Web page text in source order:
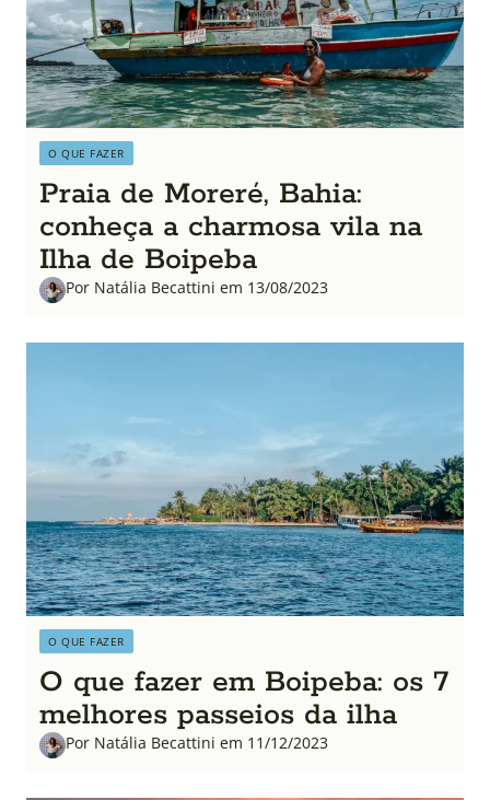
O QUE FAZER
Praia de Moreré, Bahia:
conheça a charmosa vila na
Ilha de Boipeba
Por Natália Becattini em 13/08/2023
O QUE FAZER
O que fazer em Boipeba: os 7
melhores passeios da ilha
Por Natália Becattini em 11/12/2023